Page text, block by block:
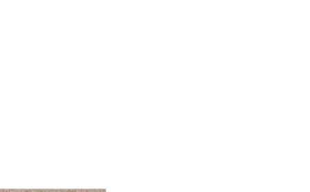
wie zum
Diese Cookies
der Sie sich befinden.